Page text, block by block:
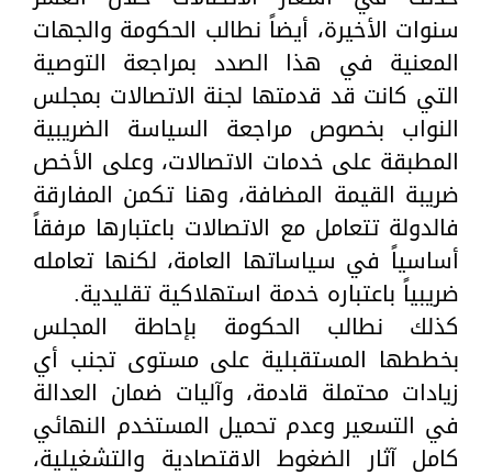
سنوات الأخيرة، أيضاً نطالب الحكومة والجهات
المعنية في هذا الصدد بمراجعة التوصية
التي كانت قد قدمتها لجنة الاتصالات بمجلس
النواب بخصوص مراجعة السياسة الضريبية
المطبقة على خدمات الاتصالات، وعلى الأخص
ضريبة القيمة المضافة، وهنا تكمن المفارقة
فالدولة تتعامل مع الاتصالات باعتبارها مرفقاً
أساسياً في سياساتها العامة، لكنها تعامله
ضريبياً باعتباره خدمة استهلاكية تقليدية.
كذلك نطالب الحكومة بإحاطة المجلس
بخططها المستقبلية على مستوى تجنب أي
زيادات محتملة قادمة، وآليات ضمان العدالة
في التسعير وعدم تحميل المستخدم النهائي
كامل آثار الضغوط الاقتصادية والتشغيلية،